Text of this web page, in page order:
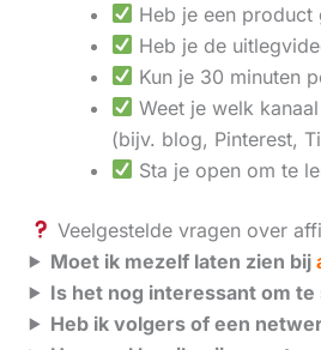
Heb je een product
Heb je de
Kun je 30 minuten
Weet je welk
(bijv. blog, Pinterest,
Sta je open om te
Veelgestelde vragen over
Moet ik mezelf laten zien bij
Is het nog interessant om te
Heb ik volgers of een